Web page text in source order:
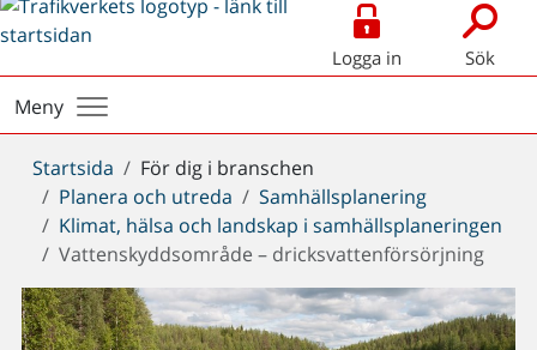
Logga in Sök
Meny
Du
är
här:
Startsida
För dig i branschen
Planera och utreda
Samhällsplanering
Klimat, hälsa och landskap i samhällsplaneringen
Vattenskyddsområde – dricksvattenförsörjning